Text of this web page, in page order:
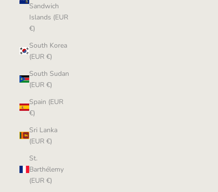
Sandwich
Islands (EUR
€)
South Korea
(EUR €)
South Sudan
(EUR €)
Spain (EUR
€)
Sri Lanka
(EUR €)
St.
Barthélemy
(EUR €)